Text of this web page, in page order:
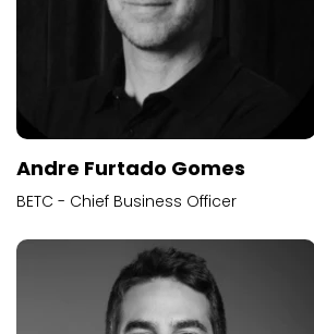
Andre Furtado Gomes
BETC - Chief Business Officer